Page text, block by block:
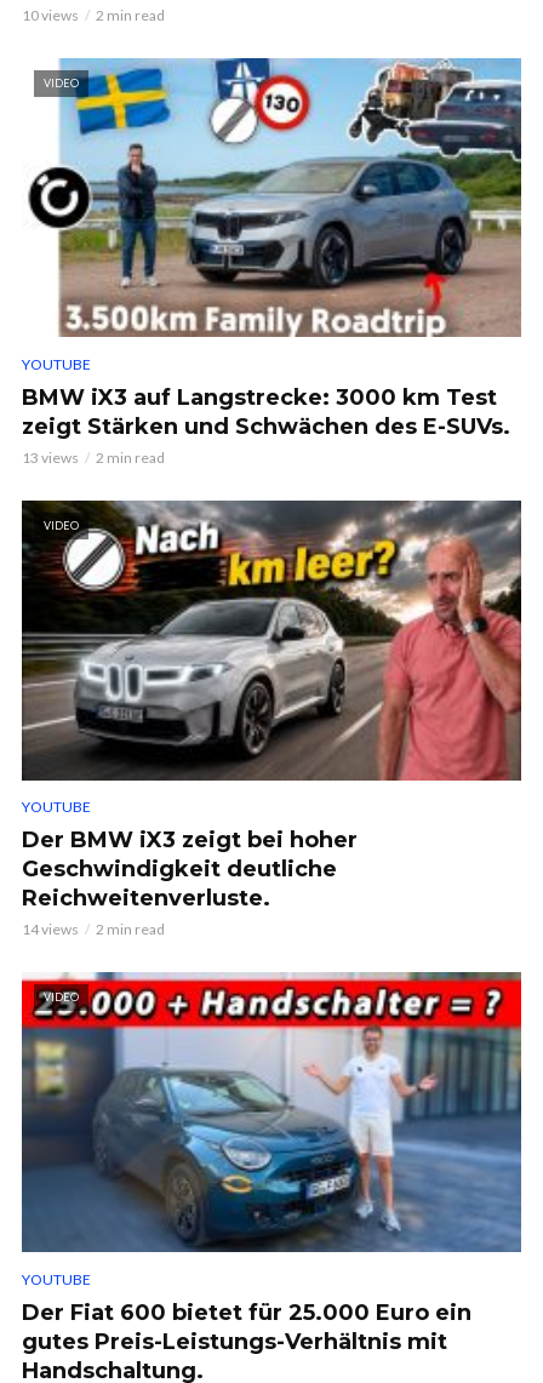
10 views 2 min read
VIDEO
YOUTUBE
BMW iX3 auf Langstrecke: 3000 km Test
zeigt Stärken und Schwächen des E-SUVs.
13 views 2 min read
VIDEO
YOUTUBE
Der BMW iX3 zeigt bei hoher
Geschwindigkeit deutliche
Reichweitenverluste.
14 views 2 min read
VIDEO
YOUTUBE
Der Fiat 600 bietet für 25.000 Euro ein
gutes Preis-Leistungs-Verhältnis mit
Handschaltung.